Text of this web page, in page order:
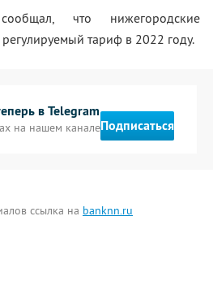
что нижегородские
тариф в 2022 году.
в Telegram
на нашем каналеПодписаться
ссылка на banknn.ru